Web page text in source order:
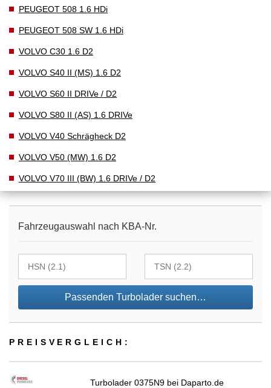
PEUGEOT 508 1.6 HDi
PEUGEOT 508 SW 1.6 HDi
VOLVO C30 1.6 D2
VOLVO S40 II (MS) 1.6 D2
VOLVO S60 II DRIVe / D2
VOLVO S80 II (AS) 1.6 DRIVe
VOLVO V40 Schrägheck D2
VOLVO V50 (MW) 1.6 D2
VOLVO V70 III (BW) 1.6 DRIVe / D2
Fahrzeugauswahl nach KBA-Nr.
Passenden Turbolader suchen…
PREIS­VER­GLEICH:
Turbolader 0375N9 bei Daparto.de